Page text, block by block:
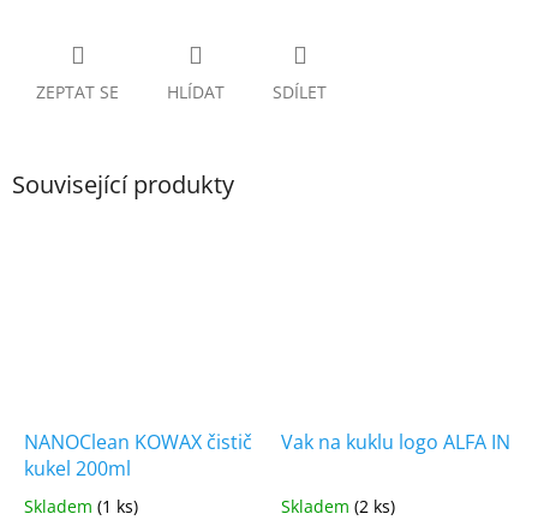
ZEPTAT SE HLÍDAT SDÍLET
Související produkty
NANOClean KOWAX čistič
kukel 200ml
Skladem (1 ks)
Vak na kuklu logo ALFA IN
Skladem (2 ks)